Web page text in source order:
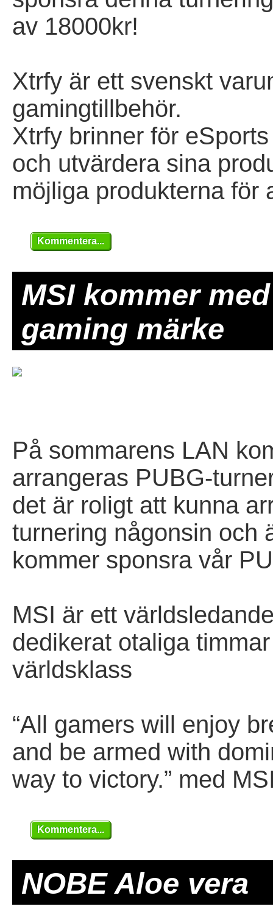
av 18000kr!
Xtrfy är ett svenskt
gamingtillbehör.
Xtrfy brinner för
och utvärdera sina
möjliga produkterna för
Kommentera...
MSI kommer
gaming märke
På sommarens LAN
arrangeras PUBG-
det är roligt att kunna
turnering någonsin och
kommer sponsra vår
MSI är ett
dedikerat otaliga
världsklass
“All gamers will enjoy
and be armed with
way to victory.” med
Kommentera...
NOBE Aloe vera